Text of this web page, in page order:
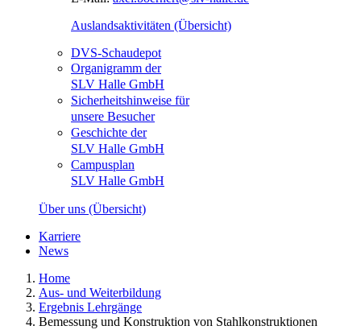
Auslandsaktivitäten (Übersicht)
DVS-Schaudepot
Organigramm der
SLV Halle GmbH
Sicherheitshinweise für
unsere Besucher
Geschichte der
SLV Halle GmbH
Campusplan
SLV Halle GmbH
Über uns (Übersicht)
Karriere
News
Home
Aus- und Weiterbildung
Ergebnis Lehrgänge
Bemessung und Konstruktion von Stahlkonstruktionen